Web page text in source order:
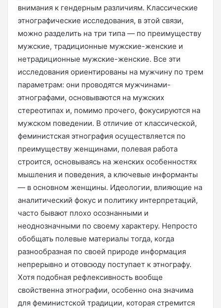
внимания к гендерным различиям. Классические
этнографические исследования, в этой связи,
можно разделить на три типа — по преимуществу
мужские, традиционные мужские-женские и
нетрадиционные мужские-женские. Все эти
исследования ориентированы на мужчину по трем
параметрам: они проводятся мужчинами-
этнографами, основываются на мужских
стереотипах и, помимо прочего, фокусируются на
мужском поведении. В отличие от классической,
феминистская этнография осуществляется по
преимуществу женщинами, полевая работа
строится, основываясь на женских особенностях
мышления и поведения, а ключевые информанты
— в основном женщины. Идеологии, влияющие на
аналитический фокус и политику интерпретаций,
часто бывают плохо осознанными и
неоднозначными по своему характеру. Непросто
обобщать полевые материалы тогда, когда
разнообразная по своей природе информация
непрерывно и отовсюду поступает к этнографу.
Хотя подобная рефлексивность вообще
свойственна этнографии, особенно она значима
для феминистской традиции, которая стремится